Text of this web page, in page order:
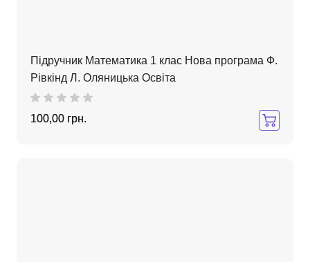
Підручник Математика 1 клас Нова програма Ф.
Рівкінд Л. Оляницька Освіта
100,00 грн.